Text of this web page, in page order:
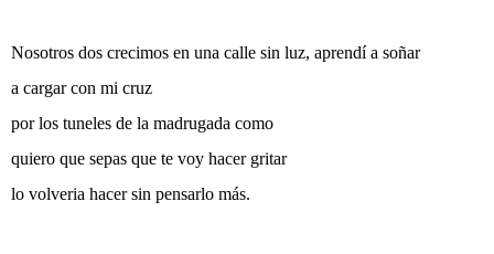
Nosotros dos crecimos en una calle sin luz, aprendí a soñar
a cargar con mi cruz
por los tuneles de la madrugada como
quiero que sepas que te voy hacer gritar
lo volveria hacer sin pensarlo más.